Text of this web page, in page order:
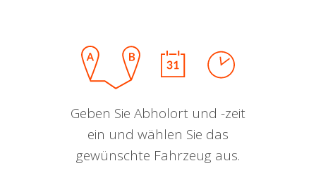
Geben Sie Abholort und -zeit
ein und wählen Sie das
gewünschte Fahrzeug aus.